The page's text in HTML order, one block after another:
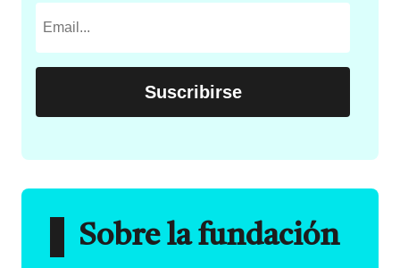
Sobre la fundación